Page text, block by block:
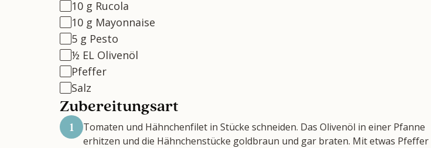
10 g Rucola
10 g Mayonnaise
5 g Pesto
½ EL Olivenöl
Pfeffer
Salz
Zubereitungsart
1
Tomaten und Hähnchenfilet in Stücke schneiden. Das Olivenöl in einer Pfanne
erhitzen und die Hähnchenstücke goldbraun und gar braten. Mit etwas Pfeffer